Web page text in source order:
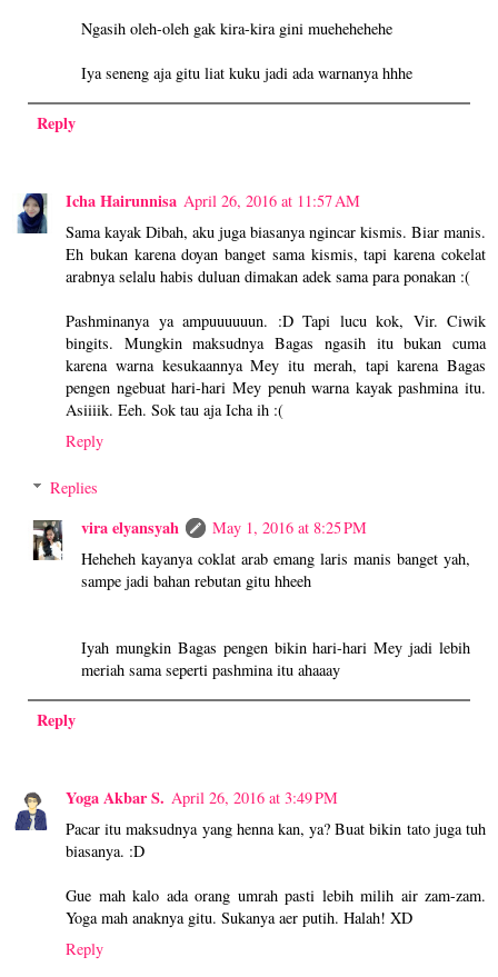
Ngasih oleh-oleh gak kira-kira gini muehehehehe
Iya seneng aja gitu liat kuku jadi ada warnanya hhhe
Reply
Icha Hairunnisa April 26, 2016 at 11:57 AM
Sama kayak Dibah, aku juga biasanya ngincar kismis. Biar manis.
Eh bukan karena doyan banget sama kismis, tapi karena cokelat
arabnya selalu habis duluan dimakan adek sama para ponakan :(
Pashminanya ya ampuuuuuun. :D Tapi lucu kok, Vir. Ciwik
bingits. Mungkin maksudnya Bagas ngasih itu bukan cuma
karena warna kesukaannya Mey itu merah, tapi karena Bagas
pengen ngebuat hari-hari Mey penuh warna kayak pashmina itu.
Asiiiik. Eeh. Sok tau aja Icha ih :(
Reply
Replies
vira elyansyah
May 1, 2016 at 8:25 PM
Heheheh kayanya coklat arab emang laris manis banget yah,
sampe jadi bahan rebutan gitu hheeh
Iyah mungkin Bagas pengen bikin hari-hari Mey jadi lebih
meriah sama seperti pashmina itu ahaaay
Reply
Yoga Akbar S. April 26, 2016 at 3:49 PM
Pacar itu maksudnya yang henna kan, ya? Buat bikin tato juga tuh
biasanya. :D
Gue mah kalo ada orang umrah pasti lebih milih air zam-zam.
Yoga mah anaknya gitu. Sukanya aer putih. Halah! XD
Reply